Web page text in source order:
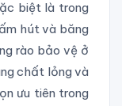
biệt là trong
hút và băng
rào bảo vệ ở
chất lỏng và
ưu tiên trong